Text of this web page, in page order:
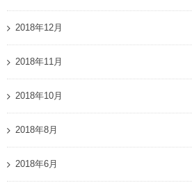
2018年12月
2018年11月
2018年10月
2018年8月
2018年6月